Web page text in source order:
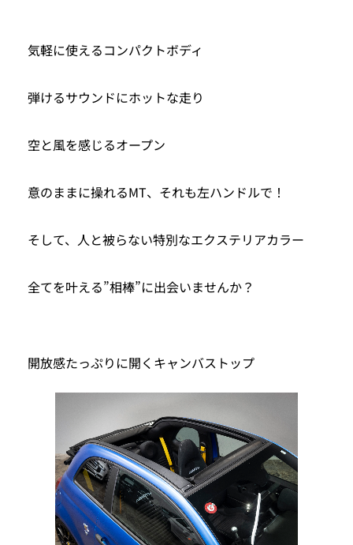
気軽に使えるコンパクトボディ
弾けるサウンドにホットな走り
空と風を感じるオープン
意のままに操れるMT、それも左ハンドルで！
そして、人と被らない特別なエクステリアカラー
全てを叶える”相棒”に出会いませんか？
開放感たっぷりに開くキャンバストップ